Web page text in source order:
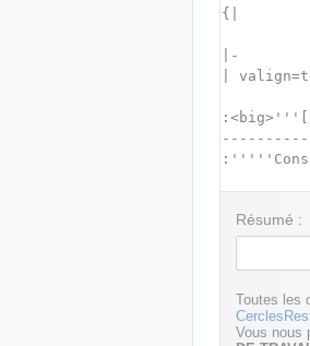
Résumé :
Toutes
Vous nous